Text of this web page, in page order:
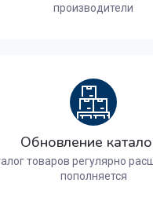
производители
Обновление
товаров регулярно
пополняется